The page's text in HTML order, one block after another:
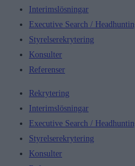
Interimslösningar
Executive Search /
Styrelserekrytering
Konsulter
Referenser
Rekrytering
Interimslösningar
Executive Search /
Styrelserekrytering
Konsulter